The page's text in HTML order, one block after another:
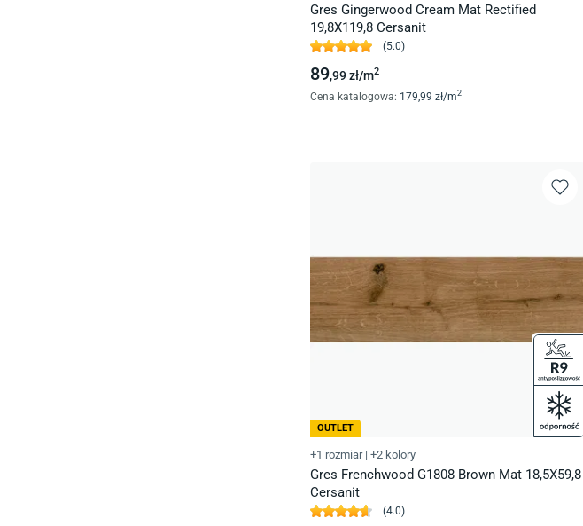
Gres Gingerwood Cream Mat Rectified
19,8X119,8 Cersanit
(5.0)
89,99zł/m2
Cena katalogowa: 179 ,99 zł/m2
OUTLET
+1 rozmiar | +2 kolory
Gres Frenchwood G1808 Brown Mat 18,5X59,8
Cersanit
(4.0)